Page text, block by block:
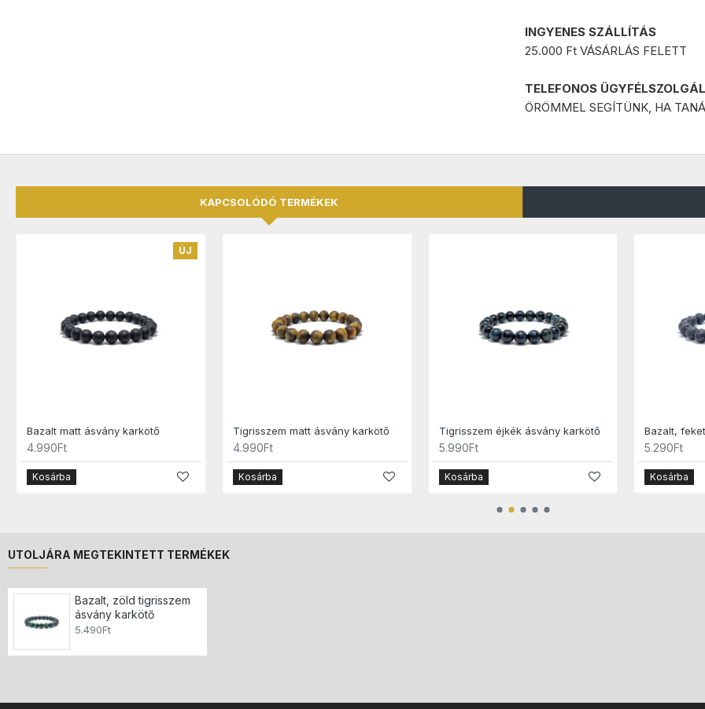
INGYENES SZÁLLÍTÁS
25.000 Ft VÁSÁRLÁS FELETT
TELEFONOS
ÖRÖMMEL SEGÍTÜNK, HA
KAPCSOLÓDÓ TERMÉKEK
ÚJ
Bazalt matt ásvány karkötő
4.990Ft
Kosárba
Tigrisszem matt ásvány karkötő
4.990Ft
Kosárba
Tigrisszem éjkék ásvány karkötő
5.990Ft
Kosárba
Bazalt,
5.290Ft
Kosárba
UTOLJÁRA MEGTEKINTETT TERMÉKEK
Bazalt, zöld tigrisszem
ásvány karkötő
5.490Ft